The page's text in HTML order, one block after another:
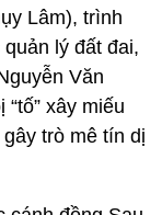
Lâm), trình
lý đất đai,
Văn
xây miếu
trò mê tín dị